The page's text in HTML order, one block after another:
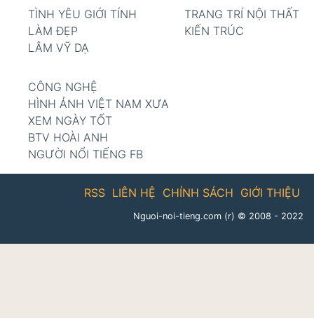
TÌNH YÊU GIỚI TÍNH
LÀM ĐẸP
LÂM VỸ DẠ
TRANG TRÍ NỘI THẤT
KIẾN TRÚC
CÔNG NGHỆ
HÌNH ẢNH VIỆT NAM XƯA
XEM NGÀY TỐT
BTV HOÀI ANH
NGƯỜI NỔI TIẾNG FB
GIỚI THIỆU
CHÍNH SÁCH
LIÊN HỆ
RSS
Nguoi-noi-tieng.com (r) © 2008 - 2022